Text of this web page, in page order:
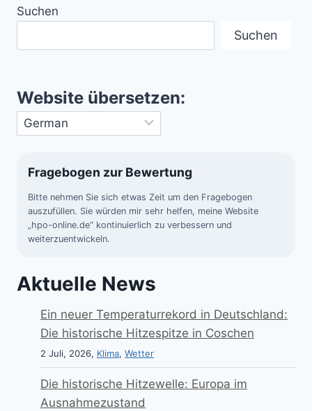
SONDE
Suchen
Suchen
Website übersetzen:
Fragebogen zur Bewertung
Bitte nehmen Sie sich etwas Zeit um den Fragebogen
auszufüllen. Sie würden mir sehr helfen, meine Website
„hpo-online.de“ kontinuierlich zu verbessern und
weiterzuentwickeln.
Aktuelle News
Ein neuer Temperaturrekord in Deutschland:
Die historische Hitzespitze in Coschen
2 Juli, 2026, Klima, Wetter
Die historische Hitzewelle: Europa im
Ausnahmezustand